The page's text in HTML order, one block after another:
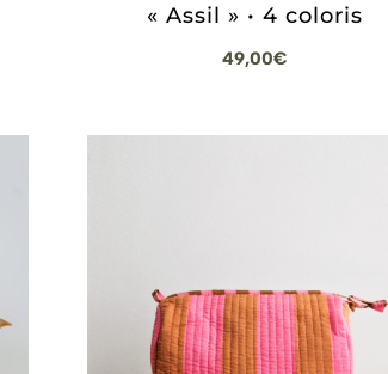
« Assil » • 4 coloris
49,00€